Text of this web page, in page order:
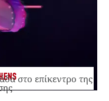
στο επίκεντρο της